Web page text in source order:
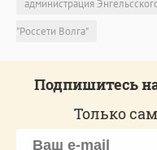
администрация
"Россети Волга"
Подпишитесь
Только